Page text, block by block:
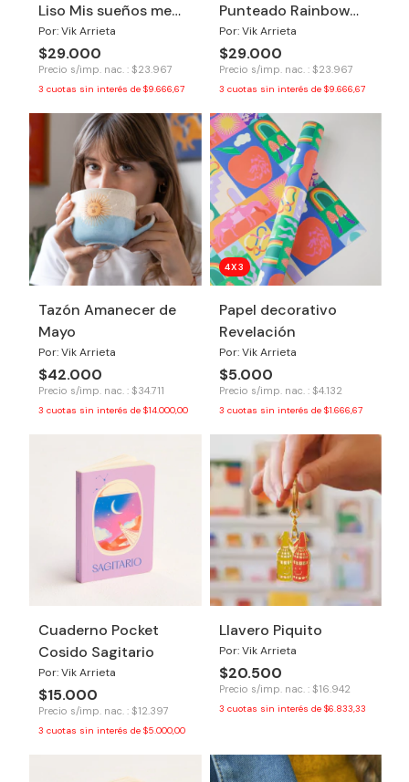
Liso Mis sueños me
necesitan
Por: Vik Arrieta
$29.000
Precio s/imp. nac. : $23.967
3 cuotas sin interés de $9.666,67
Punteado Rainbow
Dancer
Por: Vik Arrieta
$29.000
Precio s/imp. nac. : $23.967
3 cuotas sin interés de $9.666,67
Tazón Amanecer de
Mayo
Por: Vik Arrieta
$42.000
Precio s/imp. nac. : $34.711
3 cuotas sin interés de $14.000,00
4X3
Papel decorativo
Revelación
Por: Vik Arrieta
$5.000
Precio s/imp. nac. : $4.132
3 cuotas sin interés de $1.666,67
Cuaderno Pocket
Cosido Sagitario
Por: Vik Arrieta
$15.000
Precio s/imp. nac. : $12.397
3 cuotas sin interés de $5.000,00
Llavero Piquito
Por: Vik Arrieta
$20.500
Precio s/imp. nac. : $16.942
3 cuotas sin interés de $6.833,33